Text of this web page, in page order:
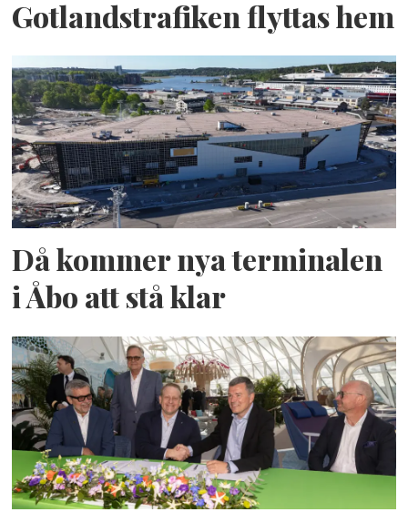
Gotlandstrafiken flyttas hem
Då kommer nya terminalen
i Åbo att stå klar